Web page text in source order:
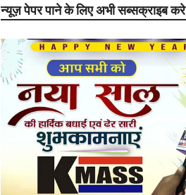
न्यूज़ पेपर पाने के लिए अभी सब्सक्राइब करे